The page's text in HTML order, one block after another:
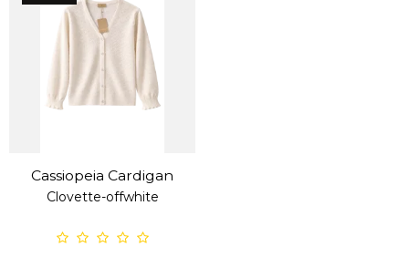
Cassiopeia Cardigan
Clovette-offwhite